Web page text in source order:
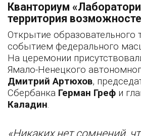
Кванториум
территория
Открытие образовательного
событием федерального
На церемонии
Ямало-Ненецкого
Дмитрий Артюхов,
Сбербанка Герман Греф и
Каладин.
«Никаких нет сомнений,